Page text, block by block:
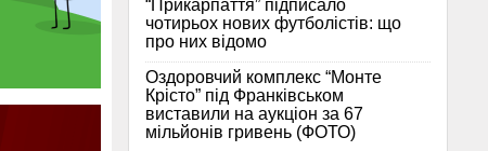
“Прикарпаття” підписало
чотирьох нових футболістів: що
про них відомо
Оздоровчий комплекс “Монте
Крісто” під Франківськом
виставили на аукціон за 67
мільйонів гривень (ФОТО)